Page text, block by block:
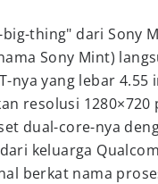
thing" dari Sony
Sony Mint)
nya yang lebar 4.55
resolusi 1280×720
dual-core-nya
keluarga
berkat nama